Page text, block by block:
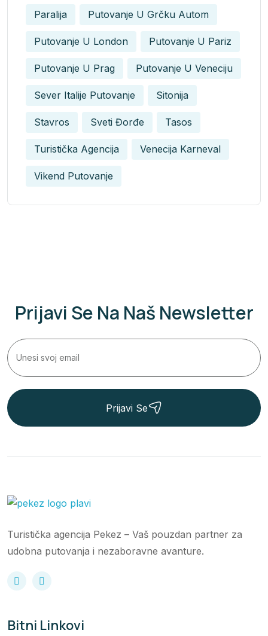
Paralija Putovanje U Grčku Autom
Putovanje U London Putovanje U Pariz
Putovanje U Prag Putovanje U Veneciju
Sever Italije Putovanje Sitonija
Stavros Sveti Đorđe Tasos
Turistička Agencija Venecija Karneval
Vikend Putovanje
Prijavi Se Na Naš Newsletter
Prijavi Se
Turistička agencija Pekez – Vaš pouzdan partner za
udobna putovanja i nezaboravne avanture.
Bitni Linkovi